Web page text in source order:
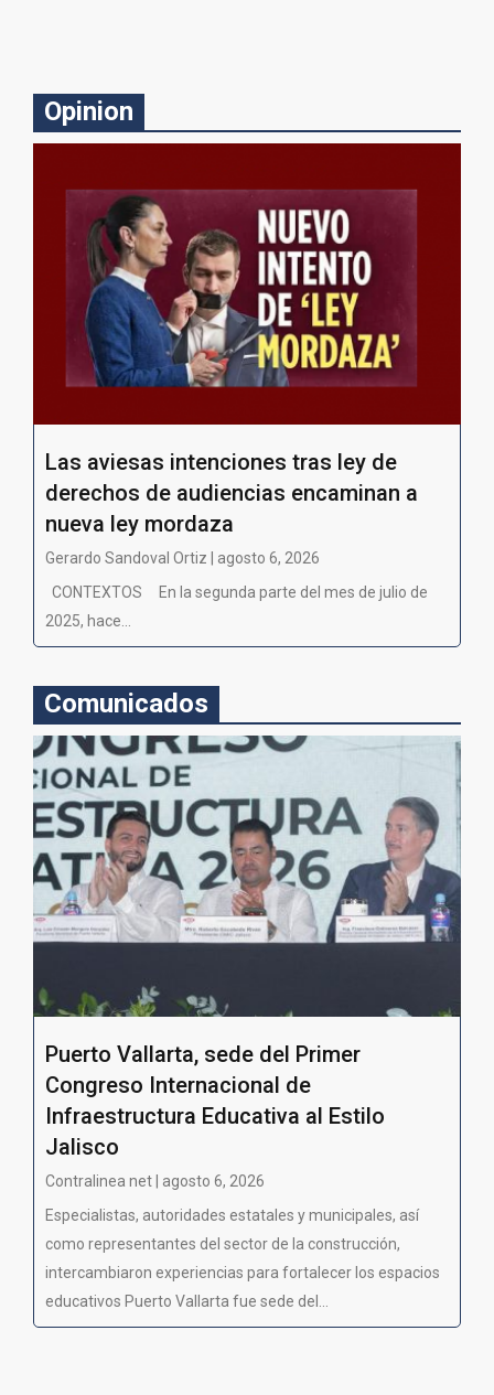
Opinion
Las aviesas intenciones tras ley de
derechos de audiencias encaminan a
nueva ley mordaza
Gerardo Sandoval Ortiz | agosto 6, 2026
CONTEXTOS En la segunda parte del mes de julio de
2025, hace...
Comunicados
Puerto Vallarta, sede del Primer
Congreso Internacional de
Infraestructura Educativa al Estilo
Jalisco
Contralinea net | agosto 6, 2026
Especialistas, autoridades estatales y municipales, así
como representantes del sector de la construcción,
intercambiaron experiencias para fortalecer los espacios
educativos Puerto Vallarta fue sede del...